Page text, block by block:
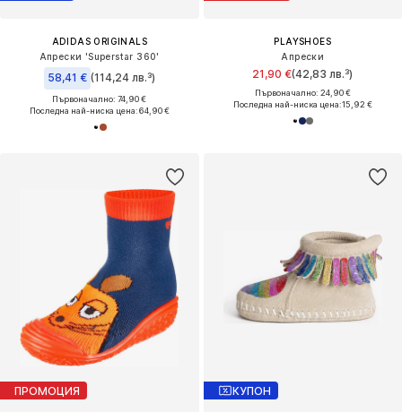
ADIDAS ORIGINALS
Апрески 'Superstar 360'
58,41 € (114,24 лв.³)
Първоначално: 74,90 €
Последна най-ниска цена:64,90 €
PLAYSHOES
Апрески
21,90 €(42,83 лв.³)
Първоначално: 24,90 €
Последна най-ниска цена:15,92 €
ПРОМОЦИЯ КУПОН